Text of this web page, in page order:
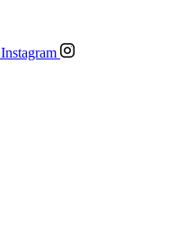
Instagram